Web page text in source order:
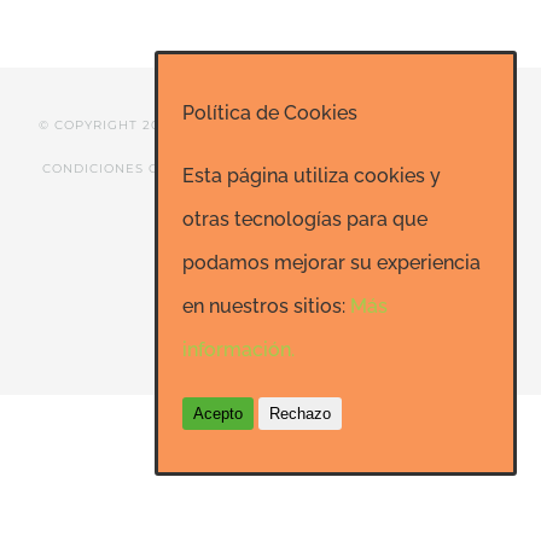
© COPYRIGHT 2020 ESCUELA DE RISOTERAPIA DE MADRID |
CONDICIONES GENERALES|CONTACTO|SEO: Informatica-
24h.net
Política de Cookies
Esta página utiliza cookies y
otras tecnologías para que
podamos mejorar su experiencia
en nuestros sitios: Más
información.
Acepto Rechazo